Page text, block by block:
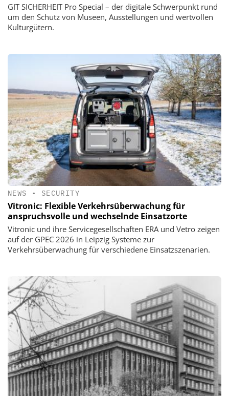
GIT SICHERHEIT Pro Special – der digitale Schwerpunkt rund
um den Schutz von Museen, Ausstellungen und wertvollen
Kulturgütern.
NEWS • SECURITY
Vitronic: Flexible Verkehrsüberwachung für
anspruchsvolle und wechselnde Einsatzorte
Vitronic und ihre Servicegesellschaften ERA und Vetro zeigen
auf der GPEC 2026 in Leipzig Systeme zur
Verkehrsüberwachung für verschiedene Einsatzszenarien.